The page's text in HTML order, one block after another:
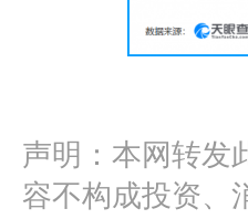
声明：本网转发
容不构成投资、